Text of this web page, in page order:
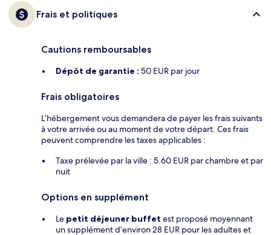
Frais et politiques
Cautions remboursables
Dépôt de garantie : 50 EUR par jour
Frais obligatoires
L’hébergement vous demandera de payer les frais suivants
à votre arrivée ou au moment de votre départ. Ces frais
peuvent comprendre les taxes applicables :
Taxe prélevée par la ville : 5.60 EUR par chambre et par
nuit
Options en supplément
Le petit déjeuner buffet est proposé moyennant
un supplément d’environ 28 EUR pour les adultes et